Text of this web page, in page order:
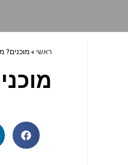
ראשי »מוכנים?